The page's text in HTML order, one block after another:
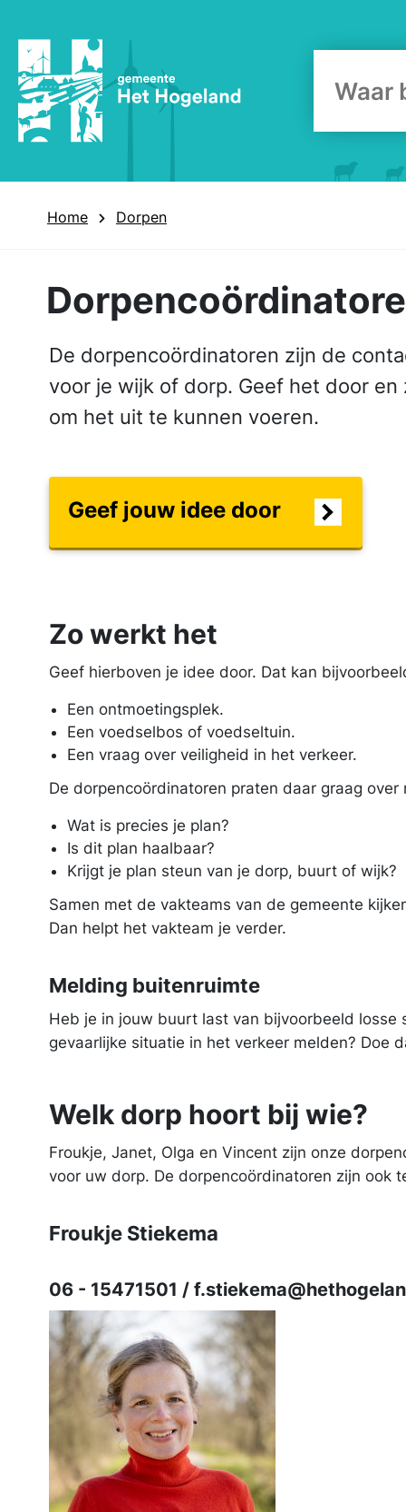
Home Dorpen
De dorpen­coördinatoren zijn de
voor je wijk of dorp. Geef het door
om het uit te kunnen voeren.
Geef jouw idee door
Zo werkt het
Geef hierboven je idee door. Dat kan
Een ontmoetingsplek.
Een voedselbos of voedseltuin.
Een vraag over veiligheid in het verkeer.
De dorpen­coördinatoren praten daar graag
Wat is precies je plan?
Is dit plan haalbaar?
Krijgt je plan steun van je dorp, buurt of wijk?
Samen met de vakteams van de gemeente
Dan helpt het vakteam je verder.
Melding buitenruimte
Heb je in jouw buurt last van bijvoorbeeld
gevaarlijke situatie in het verkeer melden? Doe
Welk dorp hoort bij wie?
Froukje, Janet, Olga en Vincent zijn onze
voor uw dorp. De dorpen­coördinatoren zijn ook
Froukje Stiekema
06 - 15471501 /